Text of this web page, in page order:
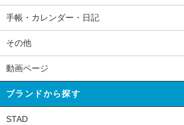
手帳・カレンダー・日記
その他
動画ページ
ブランドから探す
STAD